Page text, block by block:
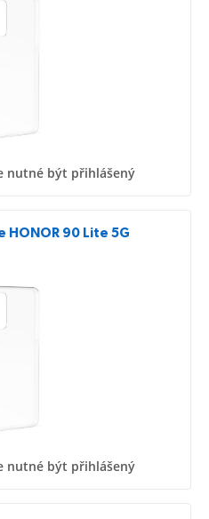
nutné být přihlášený
HONOR 90 Lite 5G
nutné být přihlášený